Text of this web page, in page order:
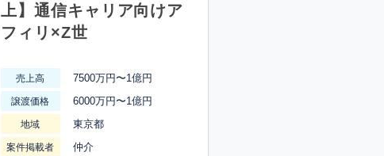
上】通信キャリア向けア
フィリ×Z世
売上高 7500万円〜1億円
譲渡価格 6000万円〜1億円
地域 東京都
案件掲載者 仲介